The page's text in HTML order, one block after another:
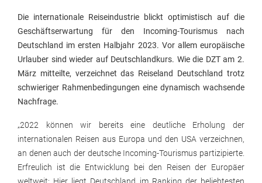
Die internationale Reiseindustrie blickt optimistisch auf die
Geschäftserwartung für den Incoming-Tourismus nach
Deutschland im ersten Halbjahr 2023. Vor allem europäische
Urlauber sind wieder auf Deutschlandkurs. Wie die DZT am 2.
März mitteilte, verzeichnet das Reiseland Deutschland trotz
schwieriger Rahmenbedingungen eine dynamisch wachsende
Nachfrage.
„2022 können wir bereits eine deutliche Erholung der
internationalen Reisen aus Europa und den USA verzeichnen,
an denen auch der deutsche Incoming-Tourismus partizipierte.
Erfreulich ist die Entwicklung bei den Reisen der Europäer